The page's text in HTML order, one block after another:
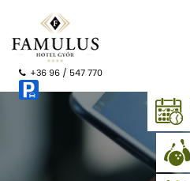
+36 96 / 547 770